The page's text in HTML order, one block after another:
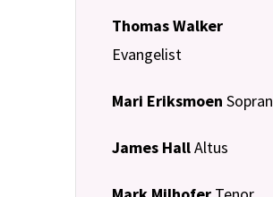
Thomas Walker
Evangelist
Mari Eriksmoen Sopran
James HallAltus